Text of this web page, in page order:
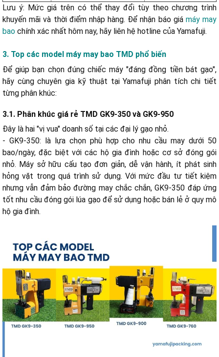
Lưu ý: Mức giá trên có thể thay đổi tùy theo chương trình
khuyến mãi và thời điểm nhập hàng. Để nhận báo giá máy may
bao chính xác nhất hôm nay, hãy liên hệ hotline của Yamafuji.
3. Top các model máy may bao TMD phổ biến
Để giúp bạn chọn đúng chiếc máy "đáng đồng tiền bát gạo",
hãy cùng chuyên gia kỹ thuật tại Yamafuji phân tích chi tiết
từng phân khúc:
3.1. Phân khúc giá rẻ TMD GK9-350 và GK9-950
Đây là hai "vị vua" doanh số tại các đại lý gạo nhỏ.
- GK9-350: là lựa chọn phù hợp cho nhu cầu may dưới 50
bao/ngày, đặc biệt với các hộ gia đình hoặc cơ sở đóng gói
nhỏ. Máy sở hữu cấu tạo đơn giản, dễ vận hành, ít phát sinh
hỏng vặt trong quá trình sử dụng. Với mức đầu tư tiết kiệm
nhưng vẫn đảm bảo đường may chắc chắn, GK9-350 đáp ứng
tốt nhu cầu đóng gói lúa gạo để sử dụng hoặc bán lẻ ở quy mô
hộ gia đình.